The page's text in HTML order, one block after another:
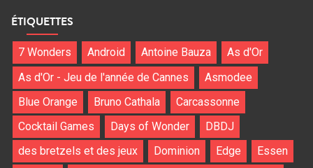
ÉTIQUETTES
7 Wonders Android Antoine Bauza
As d'Or
As d'Or - Jeu de l'année de Cannes
Asmodee
Blue Orange
Bruno Cathala
Carcassonne
Cocktail Games
Days of Wonder
DBDJ
des bretzels et des jeux
Dominion Edge
Essen